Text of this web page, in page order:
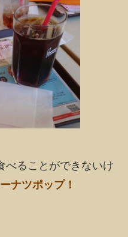
べることができないけ
ーナツポップ！